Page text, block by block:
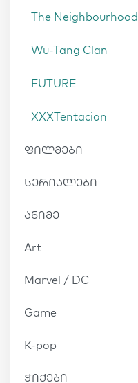
The Neighbourhood
Wu-Tang Clan
FUTURE
XXXTentacion
ფილმები
სერიალები
ანიმე
Art
Marvel / DC
Game
K-pop
ჭიქები